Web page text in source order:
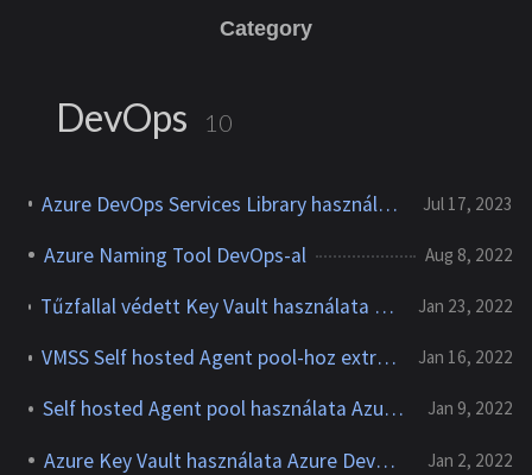
Category
DevOps 10
Azure DevOps Services Library használata private KeyVault-al Jul 17, 2023
Azure Naming Tool DevOps-al Aug 8, 2022
Tűzfallal védett Key Vault használata Azure DevOps-ban, Microsoft-hosted agent-el Jan 23, 2022
VMSS Self hosted Agent pool-hoz extra csomagok hozzáadása Jan 16, 2022
Self hosted Agent pool használata Azure DevOps-ban Jan 9, 2022
Azure Key Vault használata Azure DevOps-ban Jan 2, 2022